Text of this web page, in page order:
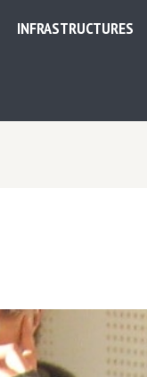
INFRASTRUCTURES